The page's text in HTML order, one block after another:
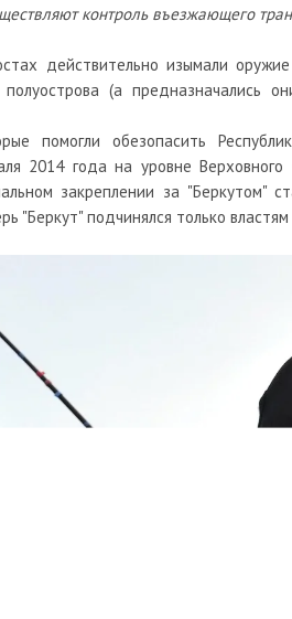
контроль въезжающего
действительно изымали
(а предназначались
помогли обезопасить
2014 года на уровне Верховного
закреплении за "Беркутом"
"Беркут" подчинялся только